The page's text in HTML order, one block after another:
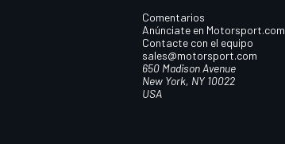
Comentarios
Anúnciate en Motorsport.com
Contacte con el equipo
sales@motorsport.com
650 Madison Avenue
New York, NY 10022
USA